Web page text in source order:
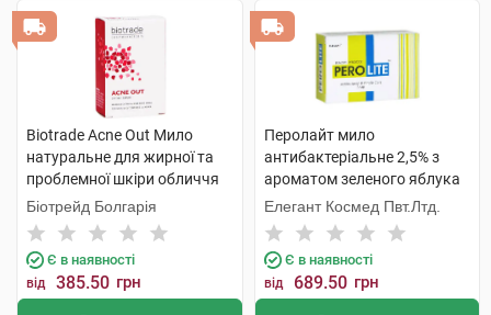
Biotrade Acne Out Мило
натуральне для жирної та
проблемної шкіри обличчя
та тіла 100 г 1 шт
Біотрейд Болгарія
Є в наявності
від 385.50 грн
Перолайт мило
антибактеріальне 2,5% з
ароматом зеленого яблука
75 г 1 шт
Елегант Космед Пвт.Лтд.
Є в наявності
від 689.50 грн